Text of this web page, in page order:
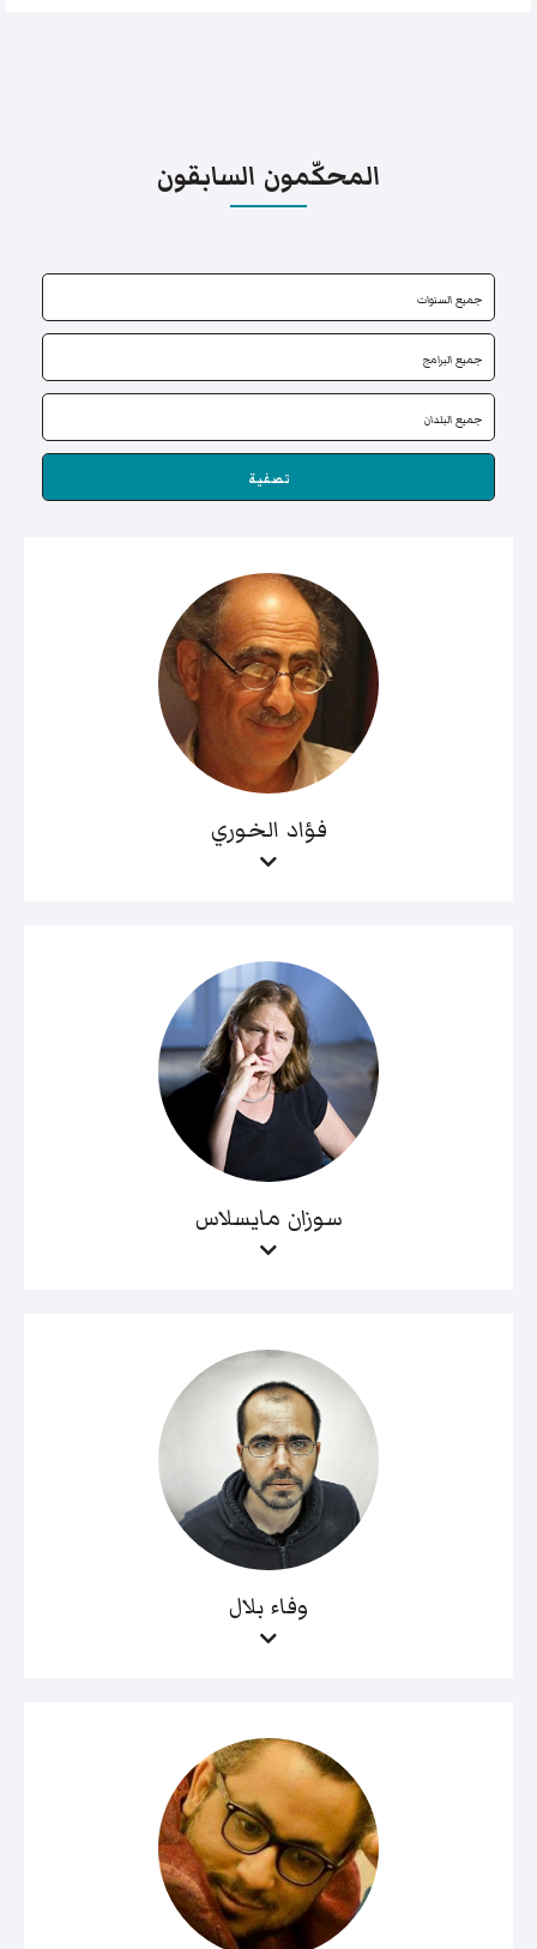
المحكّمون السابقون
تصفية
فؤاد الخوري
سوزان مايسلاس
وفاء بلال